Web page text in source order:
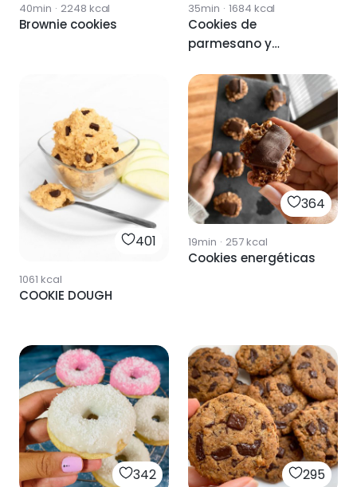
40min · 2248 kcal
Brownie cookies
35min · 1684 kcal
Cookies de
parmesano y
401
1061 kcal
COOKIE DOUGH
364
19min · 257kcal
Cookies energéticas
342 295